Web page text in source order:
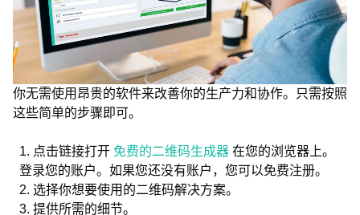
你无需使用昂贵的软件来改善你的生产力和协作。只需按照
这些简单的步骤即可。
点击链接打开 免费的二维码生成器 在您的浏览器上。
登录您的账户。如果您还没有账户，您可以免费注册。
选择你想要使用的二维码解决方案。
提供所需的细节。